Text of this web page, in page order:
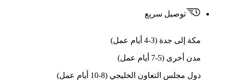
توصيل سريع
مكة إلى جدة (3-4 أيام عمل)
مدن أخرى (5-7 أيام عمل)
دول مجلس التعاون الخليجي (8-10 أيام عمل)